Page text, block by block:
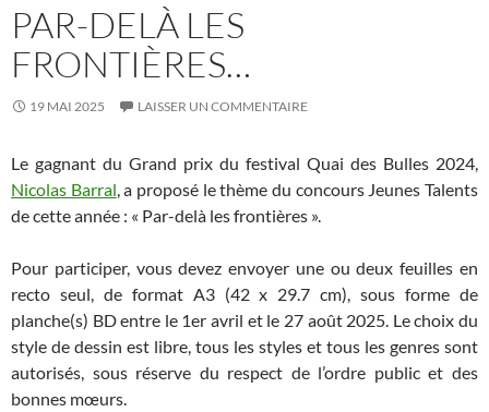
PAR-DELÀ LES
FRONTIÈRES…
19 MAI 2025 LAISSER UN COMMENTAIRE
Le gagnant du Grand prix du festival Quai des Bulles 2024,
Nicolas Barral, a proposé le thème du concours Jeunes Talents
de cette année : « Par-delà les frontières ».
Pour participer, vous devez envoyer une ou deux feuilles en
recto seul, de format A3 (42 x 29.7 cm), sous forme de
planche(s) BD entre le 1er avril et le 27 août 2025. Le choix du
style de dessin est libre, tous les styles et tous les genres sont
autorisés, sous réserve du respect de l’ordre public et des
bonnes mœurs.